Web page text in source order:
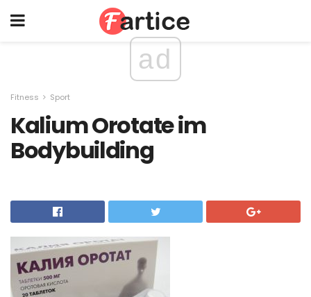
ad
Fitness Sport
Kalium Orotate im
Bodybuilding